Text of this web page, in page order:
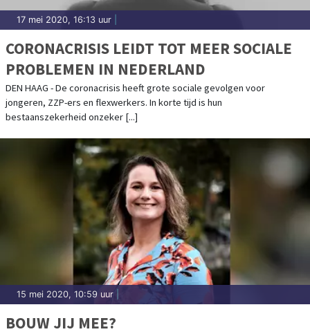
17 mei 2020, 16:13 uur
CORONACRISIS LEIDT TOT MEER SOCIALE
PROBLEMEN IN NEDERLAND
DEN HAAG - De coronacrisis heeft grote sociale gevolgen voor
jongeren, ZZP-ers en flexwerkers. In korte tijd is hun
bestaanszekerheid onzeker [...]
15 mei 2020, 10:59 uur
BOUW JIJ MEE?